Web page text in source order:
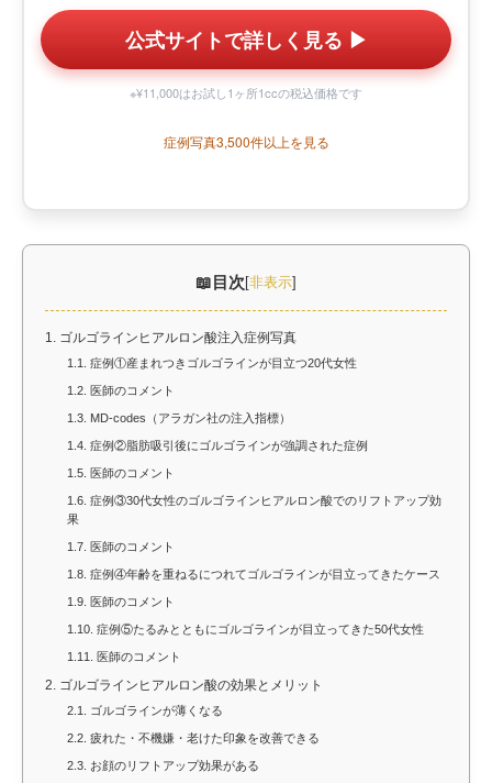
公式サイトで詳しく見る ▶︎
※¥11,000はお試し1ヶ所1ccの税込価格です
症例写真3,500件以上を見る
目次 [非表示]
1. ゴルゴラインヒアルロン酸注入症例写真
1.1. 症例①産まれつきゴルゴラインが目立つ20代女性
1.2. 医師のコメント
1.3. MD-codes（アラガン社の注入指標）
1.4. 症例②脂肪吸引後にゴルゴラインが強調された症例
1.5. 医師のコメント
1.6. 症例③30代女性のゴルゴラインヒアルロン酸でのリフトアップ効
果
1.7. 医師のコメント
1.8. 症例④年齢を重ねるにつれてゴルゴラインが目立ってきたケース
1.9. 医師のコメント
1.10. 症例⑤たるみとともにゴルゴラインが目立ってきた50代女性
1.11. 医師のコメント
2. ゴルゴラインヒアルロン酸の効果とメリット
2.1. ゴルゴラインが薄くなる
2.2. 疲れた・不機嫌・老けた印象を改善できる
2.3. お顔のリフトアップ効果がある